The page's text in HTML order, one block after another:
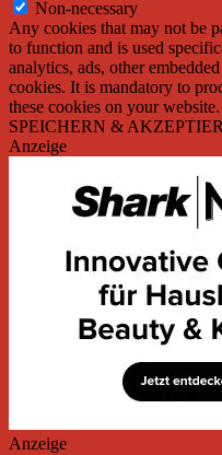
Non-necessary
Any cookies that may not be
to function and is used
analytics, ads, other
cookies. It is mandatory to
these cookies on your website.
SPEICHERN &
Anzeige
Anzeige